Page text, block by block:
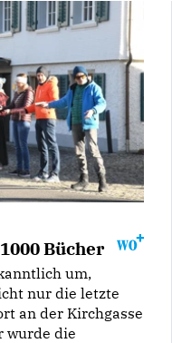
Bücher
um,
nur die letzte
an der Kirchgasse
wurde die